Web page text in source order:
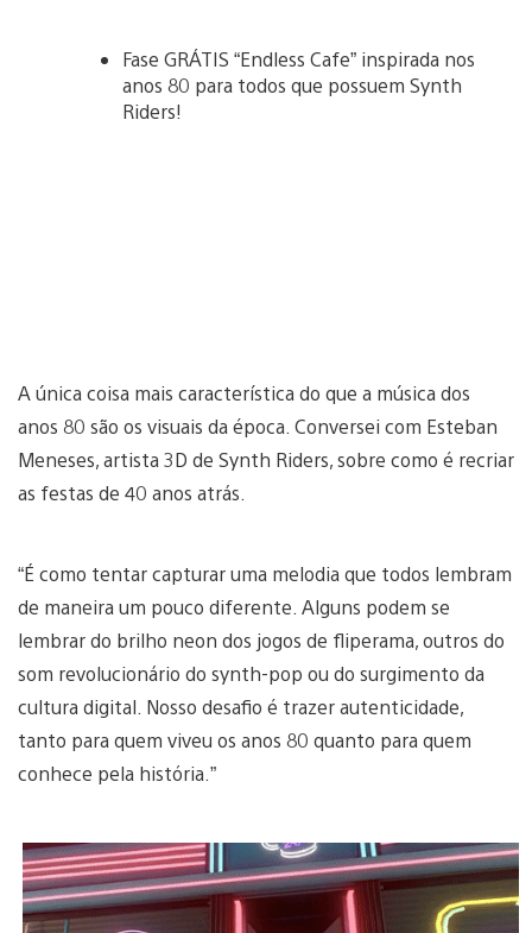
Fase GRÁTIS “Endless Cafe” inspirada nos
anos 80 para todos que possuem Synth
Riders!
A única coisa mais característica do que a música dos
anos 80 são os visuais da época. Conversei com Esteban
Meneses, artista 3D de Synth Riders, sobre como é recriar
as festas de 40 anos atrás.
“É como tentar capturar uma melodia que todos lembram
de maneira um pouco diferente. Alguns podem se
lembrar do brilho neon dos jogos de fliperama, outros do
som revolucionário do synth-pop ou do surgimento da
cultura digital. Nosso desafio é trazer autenticidade,
tanto para quem viveu os anos 80 quanto para quem
conhece pela história.”